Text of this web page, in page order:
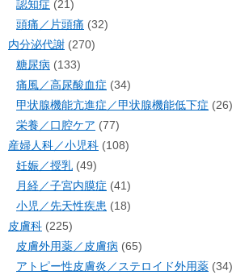
認知症 (21)
頭痛／片頭痛 (32)
内分泌代謝 (270)
糖尿病 (133)
痛風／高尿酸血症 (34)
甲状腺機能亢進症／甲状腺機能低下症 (26)
栄養／口腔ケア (77)
産婦人科／小児科 (108)
妊娠／授乳 (49)
月経／子宮内膜症 (41)
小児／先天性疾患 (18)
皮膚科 (225)
皮膚外用薬／皮膚病 (65)
アトピー性皮膚炎／ステロイド外用薬 (34)